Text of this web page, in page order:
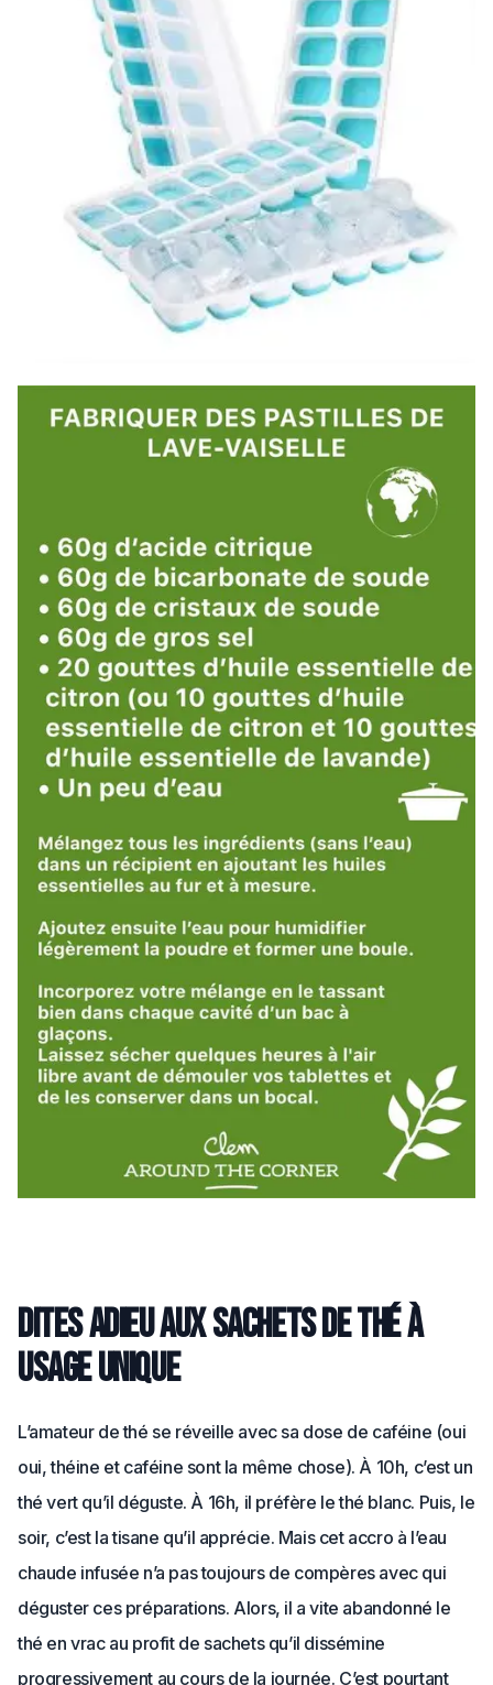
Dites adieu aux sachets de thé à
usage unique
L’amateur de thé se réveille avec sa dose de caféine (oui
oui, théine et caféine sont la même chose). À 10h, c’est un
thé vert qu’il déguste. À 16h, il préfère le thé blanc. Puis, le
soir, c’est la tisane qu’il apprécie. Mais cet accro à l’eau
chaude infusée n’a pas toujours de compères avec qui
déguster ces préparations. Alors, il a vite abandonné le
thé en vrac au profit de sachets qu’il dissémine
progressivement au cours de la journée. C’est pourtant